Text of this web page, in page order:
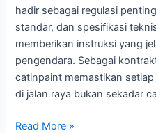
hadir sebagai regulasi
standar, dan spesifikasi
memberikan instruksi yang
pengendara. Sebagai
catinpaint memastikan
di jalan raya bukan sekadar
Perhubungan
Read More »